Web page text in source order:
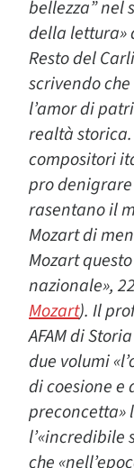
bellezza” nel
della lettura»
Resto del
scrivendo
l’amor di
realtà
compositori
pro denigrare
rasentano il
Mozart di
Mozart
nazionale»,
Mozart). Il
AFAM di
due volumi
di coesione e
preconcetta»
l’«incredibile
che